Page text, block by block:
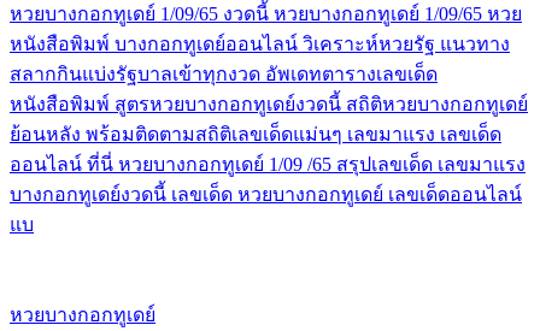
หวยบางกอกทูเดย์ 1/09/65 งวดนี้ หวยบางกอกทูเดย์ 1/09/65 หวย
หนังสือพิมพ์ บางกอกทูเดย์ออนไลน์ วิเคราะห์หวยรัฐ แนวทาง
สลากกินแบ่งรัฐบาลเข้าทุกงวด อัพเดทตารางเลขเด็ด
หนังสือพิมพ์ สูตรหวยบางกอกทูเดย์งวดนี้ สถิติหวยบางกอกทูเดย์
ย้อนหลัง พร้อมติดตามสถิติเลขเด็ดแม่นๆ เลขมาแรง เลขเด็ด
ออนไลน์ ที่นี่ หวยบางกอกทูเดย์ 1/09 /65 สรุปเลขเด็ด เลขมาแรง
บางกอกทูเดย์งวดนี้ เลขเด็ด หวยบางกอกทูเดย์ เลขเด็ดออนไลน์
แบ
หวยบางกอกทูเดย์